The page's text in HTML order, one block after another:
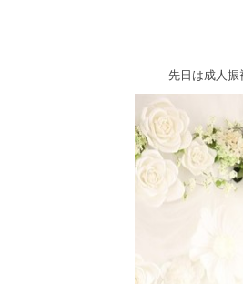
先日は成人振